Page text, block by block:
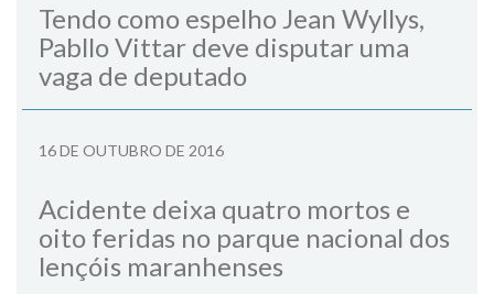
Tendo como espelho Jean Wyllys,
Pabllo Vittar deve disputar uma
vaga de deputado
16 DE OUTUBRO DE 2016
Acidente deixa quatro mortos e
oito feridas no parque nacional dos
lençóis maranhenses